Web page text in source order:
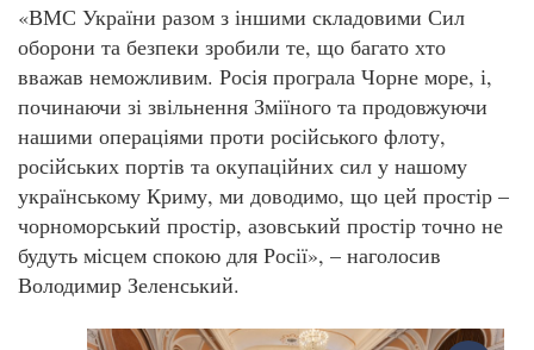
«ВМС України разом з іншими складовими Сил
оборони та безпеки зробили те, що багато хто
вважав неможливим. Росія програла Чорне море, і,
починаючи зі звільнення Зміїного та продовжуючи
нашими операціями проти російського флоту,
російських портів та окупаційних сил у нашому
українському Криму, ми доводимо, що цей простір –
чорноморський простір, азовський простір точно не
будуть місцем спокою для Росії», – наголосив
Володимир Зеленський.